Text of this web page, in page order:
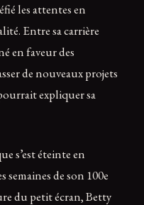
les attentes en
Entre sa carrière
en faveur des
de nouveaux projets
expliquer sa
s’est éteinte en
semaines de son 100e
du petit écran, Betty